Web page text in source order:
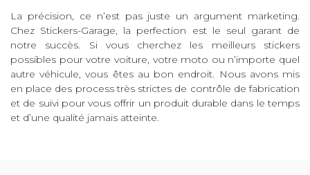
La précision, ce n’est pas juste un argument marketing.
Chez Stickers-Garage, la perfection est le seul garant de
notre succès. Si vous cherchez les meilleurs stickers
possibles pour votre voiture, votre moto ou n’importe quel
autre véhicule, vous êtes au bon endroit. Nous avons mis
en place des process très strictes de contrôle de fabrication
et de suivi pour vous offrir un produit durable dans le temps
et d’une qualité jamais atteinte.